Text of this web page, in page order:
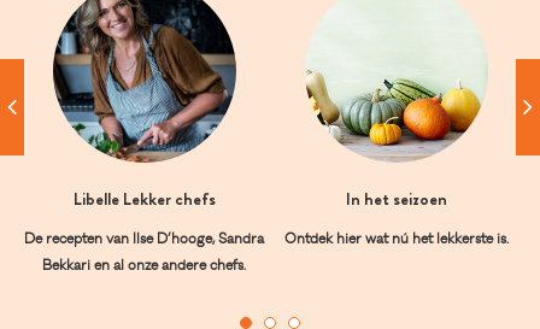
Libelle Lekker chefs
De recepten van Ilse D’hooge, Sandra
Bekkari en al onze andere chefs.
In het seizoen
Ontdek hier wat nú het lekkerste is.